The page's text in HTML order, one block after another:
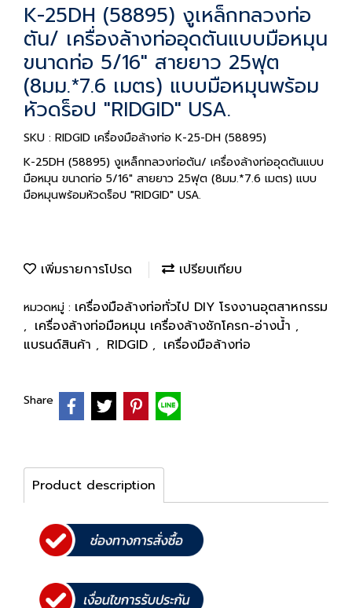
K-25DH (58895) งูเหล็กทลวงท่อ
ตัน/ เครื่องล้างท่ออุดตันแบบมือหมุน
ขนาดท่อ 5/16" สายยาว 25ฟุต
(8มม.*7.6 เมตร) แบบมือหมุนพร้อม
หัวดร็อป "RIDGID" USA.
SKU : RIDGID เครื่องมือล้างท่อ K-25-DH (58895)
K-25DH (58895) งูเหล็กทลวงท่อตัน/ เครื่องล้างท่ออุดตันแบบ
มือหมุน ขนาดท่อ 5/16" สายยาว 25ฟุต (8มม.*7.6 เมตร) แบบ
มือหมุนพร้อมหัวดร็อป "RIDGID" USA.
เพิ่มรายการโปรด เปรียบเทียบ
หมวดหมู่ : เครื่องมือล้างท่อทั่วไป DIY โรงงานอุตสาหกรรม
, เครื่องล้างท่อมือหมุน เครื่องล้างชักโครก-อ่างน้ำ ,
แบรนด์สินค้า , RIDGID , เครื่องมือล้างท่อ
Share
Product description